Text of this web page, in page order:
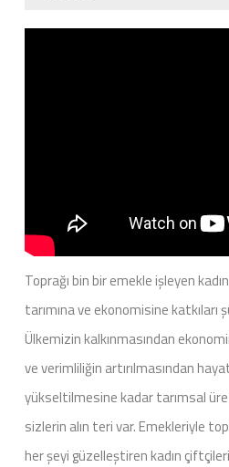
Toprağı bin bir emekle işleyen
tarımına ve ekonomisine katkıları
Ülkemizin kalkınmasından
ve verimliliğin artırılmasından
yükseltilmesine kadar tarımsal
sizlerin alın teri var. Emekleriyle
her şeyi güzelleştiren kadın